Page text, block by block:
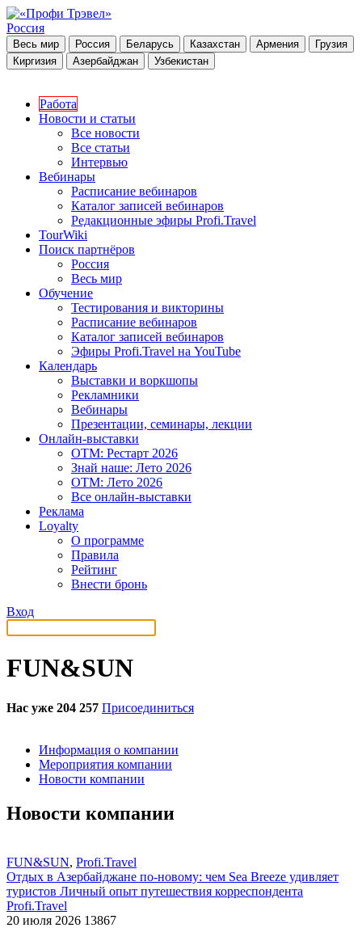
Россия
Весь мир Россия Беларусь Казахстан Армения
Грузия
Киргизия
Азербайджан Узбекистан
Работа
Новости и статьи
Все новости
Все статьи
Интервью
Вебинары
Расписание вебинаров
Каталог записей вебинаров
Редакционные эфиры Profi.Travel
TourWiki
Поиск партнёров
Россия
Весь мир
Обучение
Тестирования и викторины
Расписание вебинаров
Каталог записей вебинаров
Эфиры Profi.Travel на YouTube
Календарь
Выставки и воркшопы
Рекламники
Вебинары
Презентации, семинары, лекции
Онлайн-выставки
OTM: Рестарт 2026
Знай наше: Лето 2026
OTM: Лето 2026
Все онлайн-выставки
Реклама
Loyalty
О программе
Правила
Рейтинг
Внести бронь
Вход
FUN&SUN
Нас уже 204 257 Присоединиться
Информация о компании
Мероприятия компании
Новости компании
Новости компании
FUN&SUN, Profi.Travel
Отдых в Азербайджане по-новому: чем Sea Breeze удивляет
туристов Личный опыт путешествия корреспондента
Profi.Travel
20 июля 2026 13867